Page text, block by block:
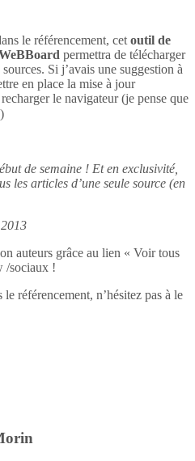
le référencement, cet outil de
permettra de télécharger
Si j’avais une suggestion à
en place la mise à jour
le navigateur (je pense que
de semaine ! Et en exclusivité,
les articles d’une seule source (en
auteurs grâce au lien « Voir tous
/sociaux !
référencement, n’hésitez pas à le